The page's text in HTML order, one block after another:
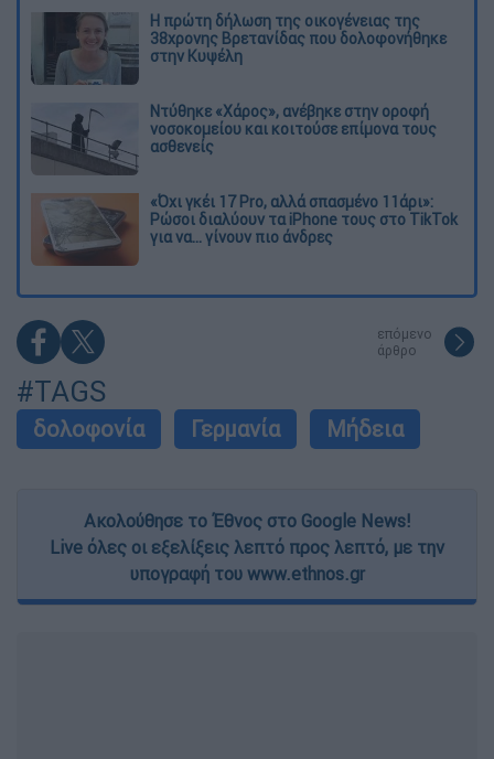
Η πρώτη δήλωση της οικογένειας της
38χρονης Βρετανίδας που δολοφονήθηκε
στην Κυψέλη
Ντύθηκε «Χάρος», ανέβηκε στην οροφή
νοσοκομείου και κοιτούσε επίμονα τους
ασθενείς
«Όχι γκέι 17 Pro, αλλά σπασμένο 11άρι»:
Ρώσοι διαλύουν τα iPhone τους στο TikTok
για να... γίνουν πιο άνδρες
επόμενο
άρθρο
#TAGS
δολοφονία Γερμανία Μήδεια
Ακολούθησε το Έθνος στο Google News!
Live όλες οι εξελίξεις λεπτό προς λεπτό, με την
υπογραφή του www.ethnos.gr